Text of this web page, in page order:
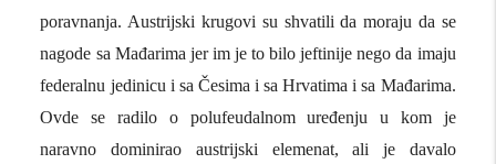
poravnanja. Austrijski krugovi su shvatili da moraju da se
nagode sa Mađarima jer im je to bilo jeftinije nego da imaju
federalnu jedinicu i sa Česima i sa Hrvatima i sa Mađarima.
Ovde se radilo o polufeudalnom uređenju u kom je
naravno dominirao austrijski elemenat, ali je davalo